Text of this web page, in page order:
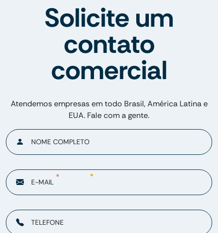
Solicite um
contato
comercial
Atendemos empresas em todo Brasil, América Latina e
EUA. Fale com a gente.
NOME COMPLETO
E-MAIL
TELEFONE